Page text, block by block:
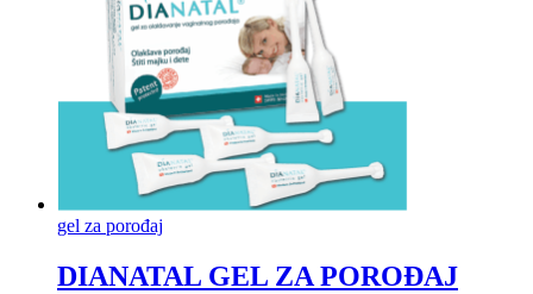
gel za porođaj
DIANATAL GEL ZA POROĐAJ